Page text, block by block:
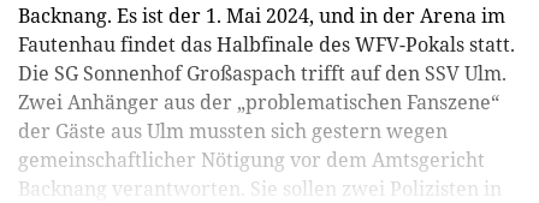
Backnang. Es ist der 1. Mai 2024, und in der Arena im
Fautenhau findet das Halbfinale des WFV-Pokals statt.
Die SG Sonnenhof Großaspach trifft auf den SSV Ulm.
Zwei Anhänger aus der „problematischen Fanszene“
der Gäste aus Ulm mussten sich gestern wegen
gemeinschaftlicher Nötigung vor dem Amtsgericht
Backnang verantworten. Sie sollen zwei Polizisten in